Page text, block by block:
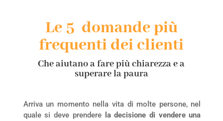
Le 5 domande più
frequenti dei clienti
Che aiutano a fare più chiarezza e a
superare la paura
Arriva un momento nella vita di molte persone, nel
quale si deve prendere
la decisione di vendere una